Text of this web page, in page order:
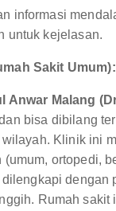
informasi
untuk kejelasan.
Sakit Umum):
Anwar Malang
bisa dibilang
Klinik ini
ortopedi,
dengan
Rumah